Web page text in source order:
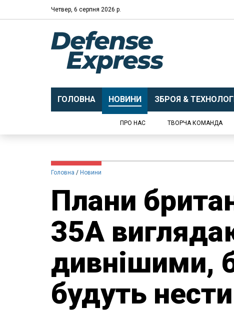
Четвер, 6 серпня 2026 р.
ГОЛОВНА НОВИНИ ЗБРОЯ &
ПРО НАС ТВОРЧА КОМАНДА
Головна Новини
Плани
35A
дивнішими,
будуть